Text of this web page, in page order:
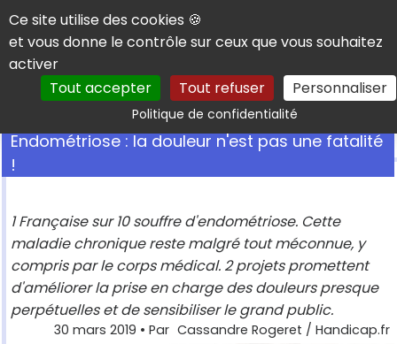
Panneau de gestion des cookies
Ce site utilise des cookies 🍪
et vous donne le contrôle sur ceux que vous souhaitez
activer
Tout accepter
Tout refuser Personnaliser
Politique de confidentialitéRechercher
Endométriose : la douleur n'est pas une fatalité
!
1 Française sur 10 souffre d'endométriose. Cette
maladie chronique reste malgré tout méconnue, y
compris par le corps médical. 2 projets promettent
d'améliorer la prise en charge des douleurs presque
perpétuelles et de sensibiliser le grand public.
30 mars 2019 • Par Cassandre Rogeret / Handicap.fr